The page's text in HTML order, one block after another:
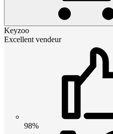
Keyzoo
Excellent vendeur
98%